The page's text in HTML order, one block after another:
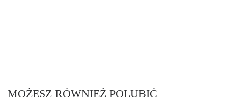
MOŻESZ RÓWNIEŻ POLUBIĆ